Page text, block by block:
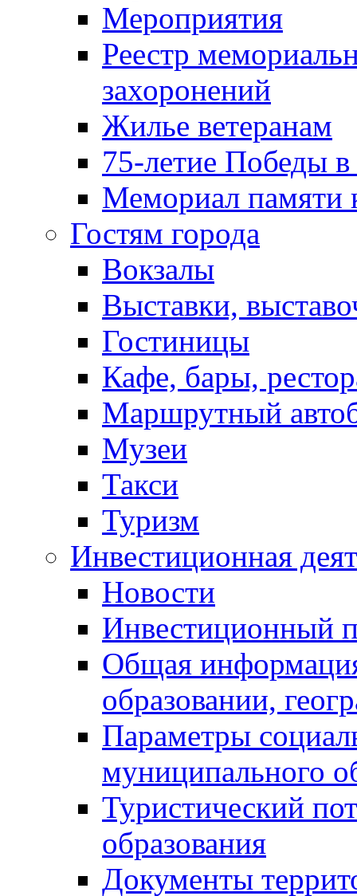
Мероприятия
Реестр
захоронений
Жилье ветеранам
75-летие Победы
Мемориал памяти
Гостям города
Вокзалы
Выставки,
Гостиницы
Кафе, бары,
Маршрутный
Музеи
Такси
Туризм
Инвестиционная
Новости
Инвестиционный
Общая
образовании,
Параметры
муниципального
Туристический
образования
Документы